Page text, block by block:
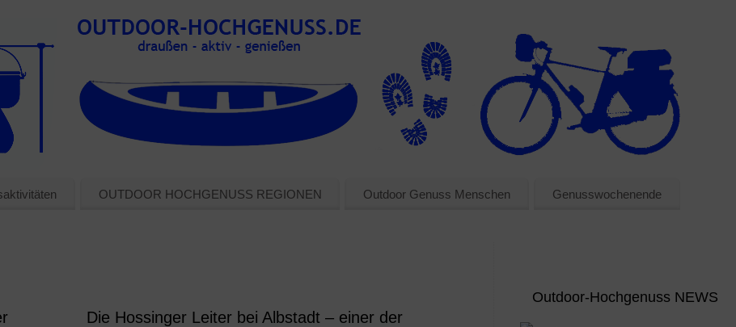
OUTDOOR HOCHGENUSS REGIONEN Outdoor Genuss Menschen Genusswochenende
Die Hossinger Leiter bei Albstadt – einer der
Outdoor-Hochgenuss NEWS